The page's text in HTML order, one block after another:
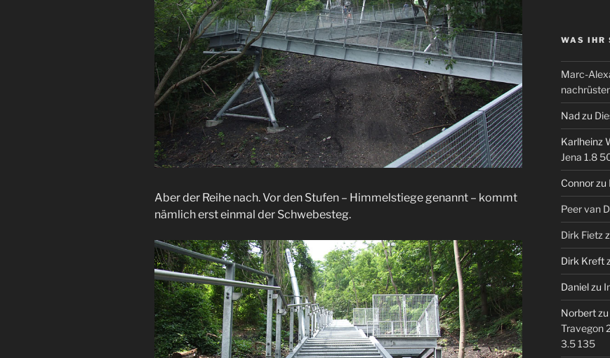
Aber der Reihe nach. Vor den Stufen – Himmelstiege genannt – kommt
nämlich erst einmal der Schwebesteg.
WAS IHR
Marc-
Nadzu
Karlheinz
Jena 1.8
Connorzu
Peer van
Dirk Fietz
Dirk Kreft
Danielzu
Norbertzu
Travegon
3.5 135